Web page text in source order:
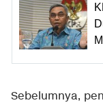
Sebelumnya,